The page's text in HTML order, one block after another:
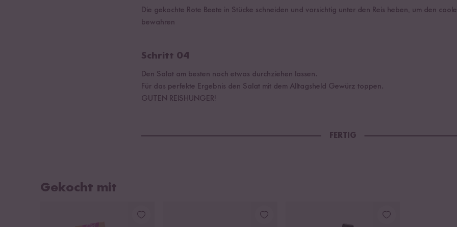
Die gekochte Rote Beete in Stücke schneiden und vorsichtig unter den Reis heben, um den
bewahren
Schritt 04
Den Salat am besten noch etwas durchziehen lassen.
Für das perfekte Ergebnis den Salat mit dem Alltagsheld Gewürz toppen.
GUTEN REISHUNGER!
FERTIG
Gekocht mit